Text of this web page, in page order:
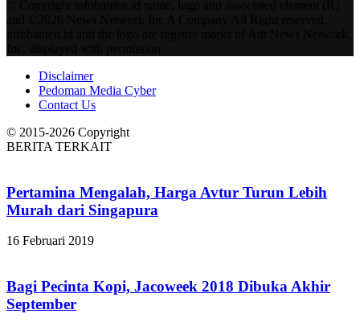
Disclaimer
Pedoman Media Cyber
Contact Us
© 2015-2026 Copyright
BERITA TERKAIT
Pertamina Mengalah, Harga Avtur Turun Lebih
Murah dari Singapura
16 Februari 2019
Bagi Pecinta Kopi, Jacoweek 2018 Dibuka Akhir
September